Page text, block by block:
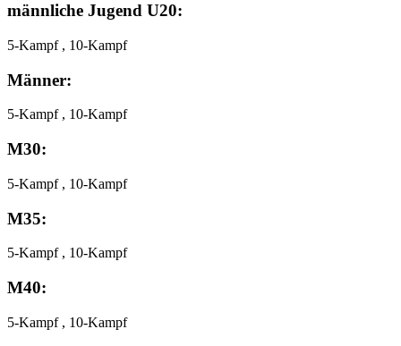
männliche Jugend U20:
5-Kampf , 10-Kampf
Männer:
5-Kampf , 10-Kampf
M30:
5-Kampf , 10-Kampf
M35:
5-Kampf , 10-Kampf
M40:
5-Kampf , 10-Kampf